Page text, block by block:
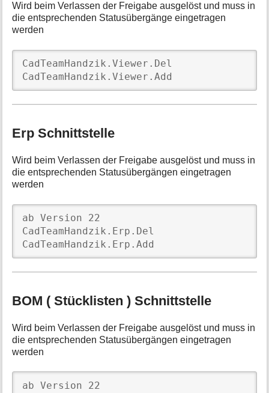
Wird beim Verlassen der Freigabe ausgelöst und muss in
die entsprechenden Statusübergänge eingetragen
werden
CadTeamHandzik.Viewer.Del
CadTeamHandzik.Viewer.Add
Erp Schnittstelle
Wird beim Verlassen der Freigabe ausgelöst und muss in
die entsprechenden Statusübergängen eingetragen
werden
ab Version 22
CadTeamHandzik.Erp.Del
CadTeamHandzik.Erp.Add
BOM ( Stücklisten ) Schnittstelle
Wird beim Verlassen der Freigabe ausgelöst und muss in
die entsprechenden Statusübergängen eingetragen
werden
ab Version 22